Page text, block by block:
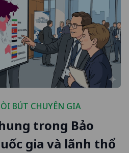
BÚT CHUYÊN GIA
trong Bảo
gia và lãnh thổ